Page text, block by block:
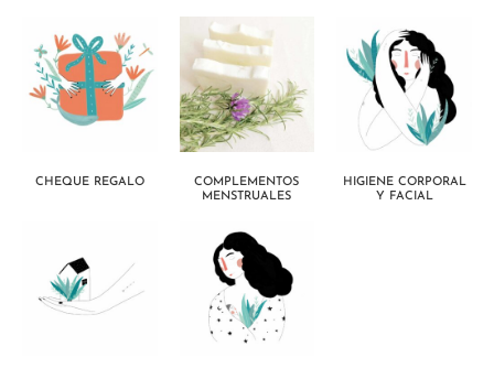
CHEQUE REGALO
COMPLEMENTOS
MENSTRUALES
HIGIENE CORPORAL
Y FACIAL